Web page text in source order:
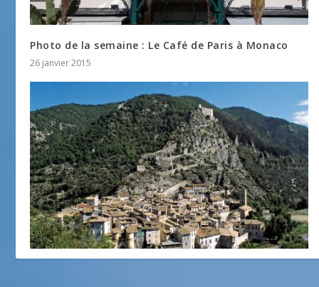
Photo de la semaine : Le Café de Paris à Monaco
26 janvier 2015